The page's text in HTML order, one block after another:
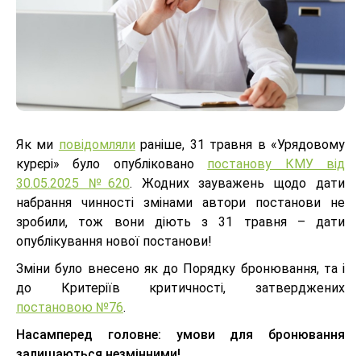
Як ми повідомлялираніше, 31 травня в «Урядовому
курєрі» було опубліковано постанову КМУ від
30.05.2025 №620. Жодних зауважень щодо дати
набрання чинності змінами автори постанови не
зробили, тож вони діють з 31 травня – дати
опублікування нової постанови!
Зміни було внесено як до Порядку бронювання, та і
до Критеріїв критичності, затверджених
постановою №76.
Насамперед головне: умови для бронювання